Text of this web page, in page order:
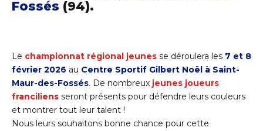
Fossés (94).
Le championnat régional jeunes se déroulera les 7 et 8
février 2026 au Centre Sportif Gilbert Noël à Saint-
Maur-des-Fossés. De nombreux jeunes joueurs
franciliens seront présents pour défendre leurs couleurs
et montrer tout leur talent !
Nous leurs souhaitons bonne chance pour cette